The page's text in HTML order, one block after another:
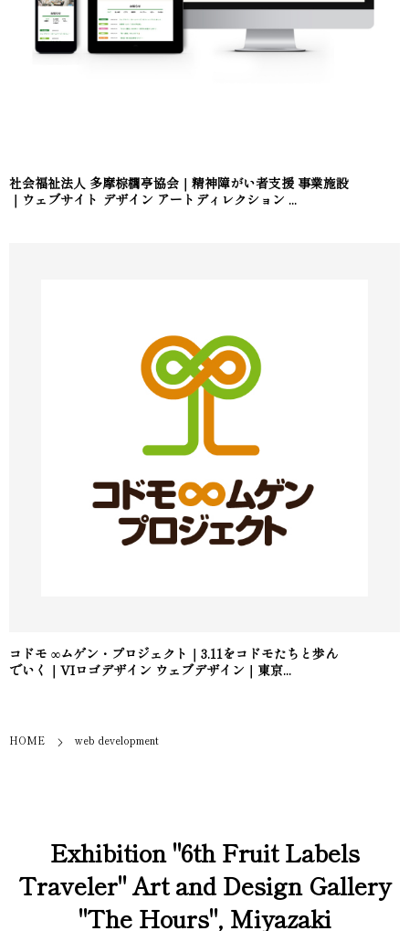
社会福祉法人 多摩棕櫚亭協会｜精神障がい者支援 事業施設
｜ウェブサイト デザイン アートディレクション ...
コドモ ∞ムゲン・プロジェクト｜3.11をコドモたちと歩ん
でいく｜VIロゴデザイン ウェブデザイン｜東京...
HOME web development
Exhibition "6th Fruit Labels
Traveler" Art and Design Gallery
"The Hours", Miyazaki